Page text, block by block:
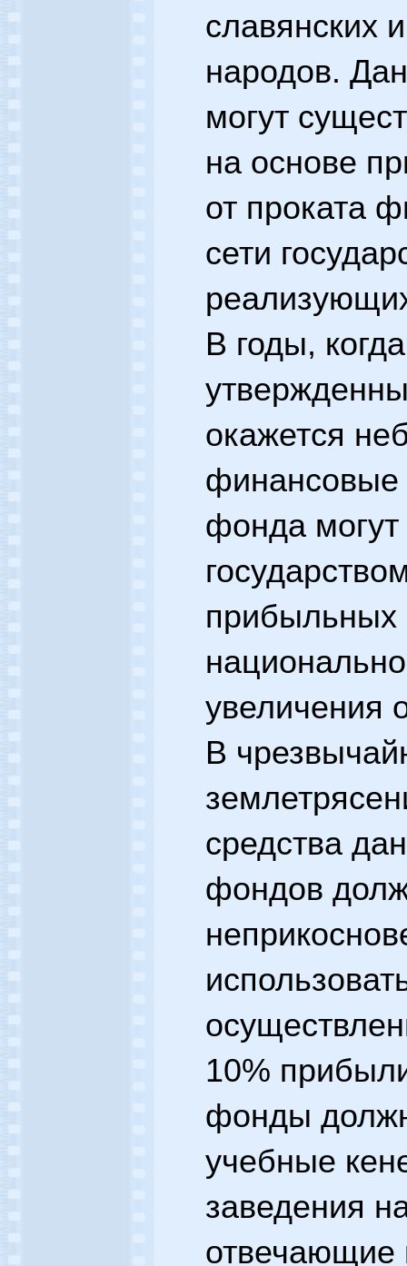
славянских
народов.
могут
на основе
от проката
сети
В годы,
окажется
финансовые
фонда
прибыльных
увеличения
В
средства
фондов
10%
фонды
учебные
заведения
отвечающие